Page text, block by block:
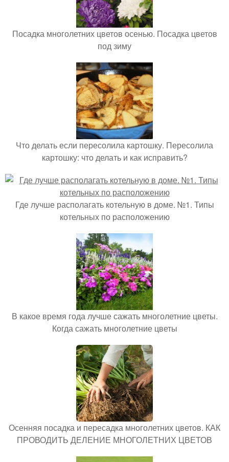
Посадка многолетних цветов осенью. Посадка цветов
под зиму
Что делать если пересолила картошку. Пересолила
картошку: что делать и как исправить?
Где лучше располагать котельную в доме. №1. Типы
котельных по расположению
В какое время года лучше сажать многолетние цветы.
Когда сажать многолетние цветы
Осенняя посадка и пересадка многолетних цветов. КАК
ПРОВОДИТЬ ДЕЛЕНИЕ МНОГОЛЕТНИХ ЦВЕТОВ